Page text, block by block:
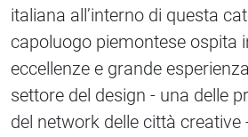
italiana all’interno di questa
capoluogo piemontese ospita
eccellenze e grande
settore del design - una delle
del network delle città